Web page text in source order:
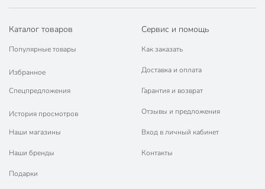
Каталог товаров
Популярные товары
Избранное
Спецпредложения
История просмотров
Наши магазины
Наши бренды
Подарки
Сервис и помощь
Как заказать
Доставка и оплата
Гарантия и возврат
Отзывы и предложения
Вход в личный кабинет
Контакты